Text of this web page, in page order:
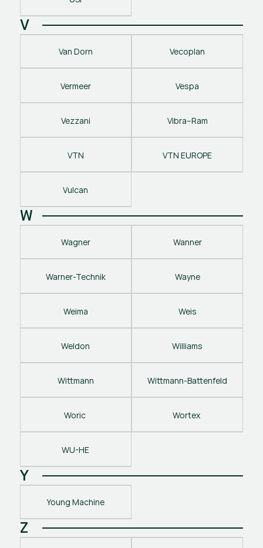
V
Van Dorn Vecoplan
Vermeer Vespa
Vezzani Vibra–Ram
VTN VTN EUROPE
Vulcan
W
Wagner Wanner
Warner-Technik Wayne
Weima Weis
Weldon Williams
Wittmann Wittmann-Battenfeld
Woric Wortex
WU-HE
Y
Young Machine
Z